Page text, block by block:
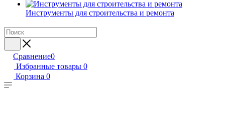
Инструменты для строительства и ремонта
Сравнение0
Избранные товары 0
Корзина 0